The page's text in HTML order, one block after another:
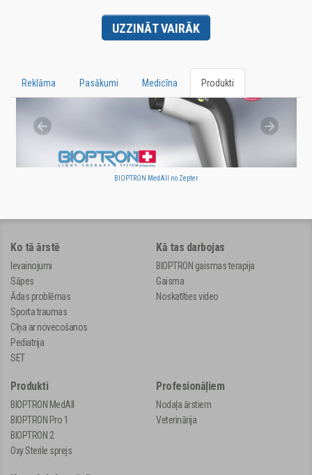
UZZINĀT VAIRĀK
Reklāma Pasākumi Medicīna Produkti
BIOPTRON MedAll no Zepter
Ko tā ārstē
Ievainojumi
Sāpes
Ādas problēmas
Sporta traumas
Cīņa ar novecošanos
Pediatrija
SET
Kā tas darbojas
BIOPTRON gaismas terapija
Gaisma
Noskatīties video
Produkti
BIOPTRON MedAll
BIOPTRON Pro 1
BIOPTRON 2
Oxy Sterile sprejs
Profesionāļiem
Nodaļa ārstiem
Veterinārija